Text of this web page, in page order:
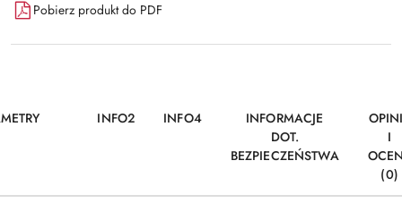
Pobierz produkt do PDF
INFO2 INFO4
INFORMACJE
DOT.
BEZPIECZEŃSTWA
I
(0)